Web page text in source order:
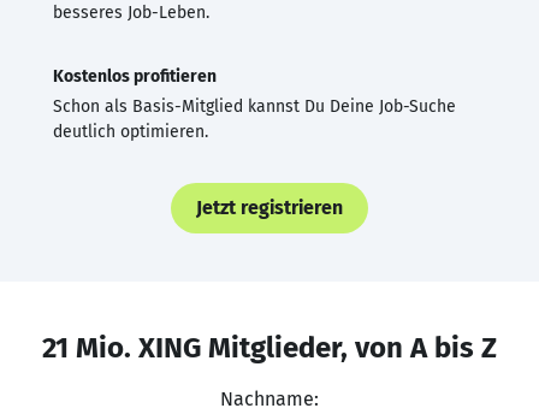
besseres Job-Leben.
Kostenlos profitieren
Schon als Basis-Mitglied kannst Du Deine Job-Suche
deutlich optimieren.
Jetzt registrieren
21 Mio. XING Mitglieder, von A bis Z
Nachname: